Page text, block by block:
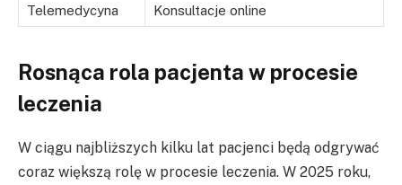
Telemedycyna Konsultacje online
Rosnąca rola pacjenta w procesie
leczenia
W ciągu najbliższych kilku lat pacjenci będą odgrywać
coraz większą rolę w procesie leczenia. W 2025 roku,